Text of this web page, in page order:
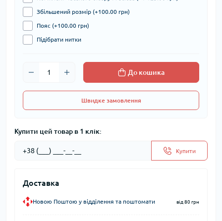
Збільшений розмір (+100.00 грн)
Пояс (+100.00 грн)
Підібрати нитки
До кошика
Швидке замовлення
Купити цей товар в 1 клік:
Купити
Доставка
Новою Поштою у відділення та поштомати від 80 грн